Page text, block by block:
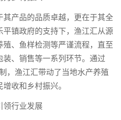
产品的品质卓越，更在于其全
镇政府的支持下，渔江汇从源
、鱼样检测等严谨流程，直至
、销售等一系列环节。通过
，渔江汇带动了当地水产养殖
收和乡村振兴。
行业发展